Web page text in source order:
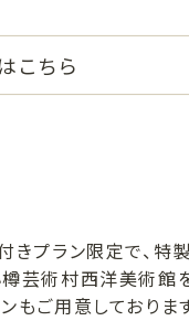
こちら
きプラン限定で、特
樽芸術村西洋美術館
もご用意しておりま